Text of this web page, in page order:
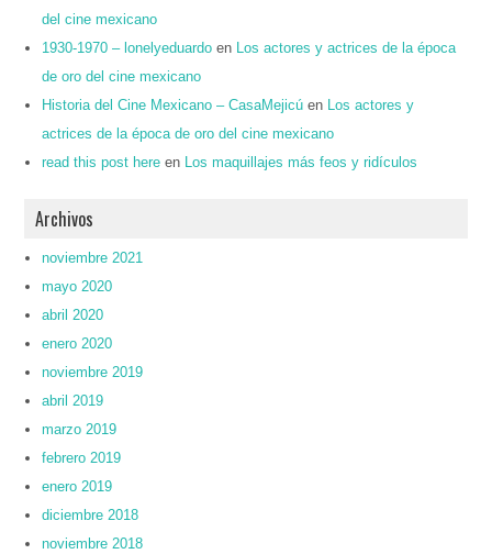
del cine mexicano
1930-1970 – lonelyeduardo en
Los actores y actrices de la época
de oro del cine mexicano
Historia del Cine Mexicano – CasaMejicú en
Los actores y
actrices de la época de oro del cine mexicano
read this post here en Los maquillajes más feos y ridículos
Archivos
noviembre 2021
mayo 2020
abril 2020
enero 2020
noviembre 2019
abril 2019
marzo 2019
febrero 2019
enero 2019
diciembre 2018
noviembre 2018